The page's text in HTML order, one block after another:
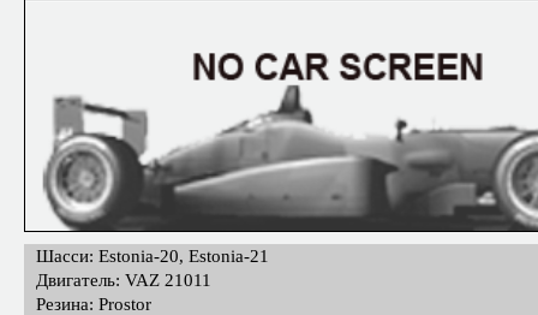
Шасси: Estonia-20, Estonia-21
Двигатель: VAZ 21011
Резина: Prostor